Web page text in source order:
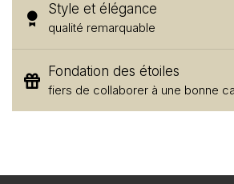
Style et élégance
qualité remarquable
Fondation des étoiles
fiers de collaborer à une bonne